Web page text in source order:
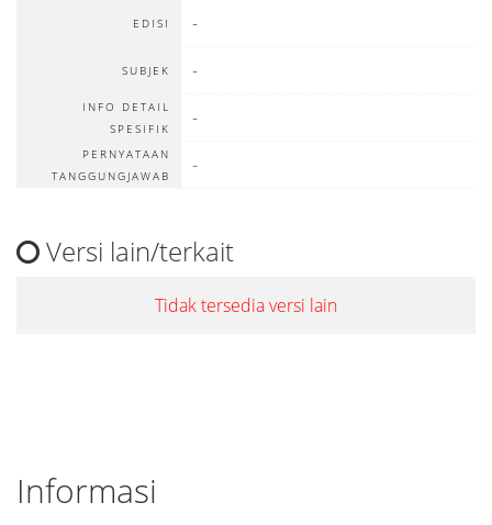
EDISI -
SUBJEK -
INFO DETAIL
SPESIFIK
-
PERNYATAAN
TANGGUNGJAWAB
-
Versi lain/terkait
Tidak tersedia versi lain
Informasi